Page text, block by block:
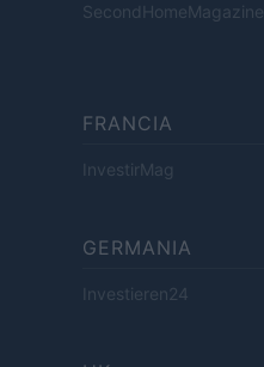
SecondHomeMagazine
FRANCIA
InvestirMag
GERMANIA
Investieren24